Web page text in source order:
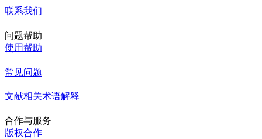
联系我们
问题帮助
使用帮助
常见问题
文献相关术语解释
合作与服务
版权合作